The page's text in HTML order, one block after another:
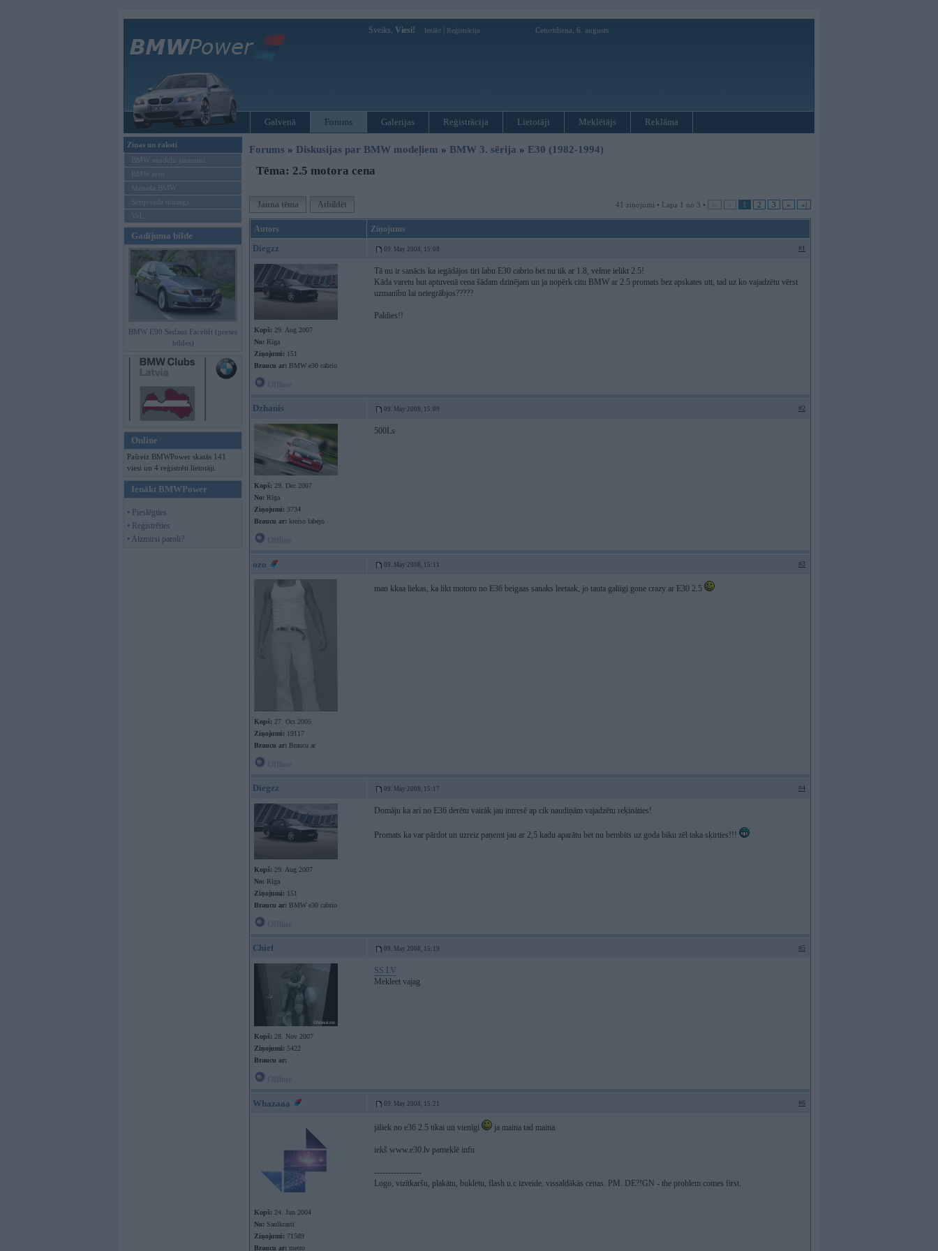
Sveiks, Viesi! Ienākt Reģistrācija Ceturtdiena, 6. augusts
Galvenā Forums Galerijas Reģistrācija Lietotāji Meklētājs Reklāma
Ziņas un raksti
BMW modeļu jaunumi
BMW testi
Mēneša BMW
Sērijveida tūnings
Vel...
Gadījuma bilde
BMW E90 Sedans Facelift (preses
bildes)
Online
Pašreiz BMWPower skatās 141
viesi un 4 reģistrēti lietotāji.
Ienākt BMWPower
• Pieslēgties
• Reģistrēties
• Aizmirsi paroli?
Forums » Diskusijas par BMW modeļiem » BMW 3. sērija » E30 (1982-1994)
Tēma: 2.5 motora cena
Jauna tēma Atbildēt 41 ziņojumi • Lapa 1 no 3 • |« « 1 2 3 » »|
Autors Ziņojums
Diegzz 09. May 2008, 15:08 #1
Kopš: 29. Aug 2007
No: Rīga
Ziņojumi: 151
Braucu ar: BMW e30 cabrio
Tā nu ir sanācis ka iegādājos tiri labu E30 cabrio bet nu tik ar 1.8, velme ielikt 2.5!
Kāda varetu but aptuvenā cena šādam dzinējam un ja nopērk citu BMW ar 2.5 promats bez apskates utt, tad uz ko vajadzētu vērst
uzmanību lai neiegrābjos?????
Paldies!!
Dzhanis 09. May 2008, 15:09 #2
Kopš: 29. Dec 2007
No: Rīga
Ziņojumi: 3734
Braucu ar: kreiso labejo
500Ls
ozo 09. May 2008, 15:11 #3
Kopš: 27. Oct 2005
Ziņojumi: 19117
Braucu ar: Braucu ar
man kkaa liekas, ka likt motoru no E36 beigaas sanaks leetaak, jo tauta galiigi gone crazy ar E30 2.5
Diegzz 09. May 2008, 15:17 #4
Kopš: 29. Aug 2007
No: Rīga
Ziņojumi: 151
Braucu ar: BMW e30 cabrio
Domāju ka ari no E36 derētu vairāk jau intresē ap cik naudiņām vajadzētu reķināties!
Promats ka var pārdot un uzreiz paņemt jau ar 2,5 kadu aparātu bet nu bembits uz goda biku zēl taka sķirties!!!
Chief 09. May 2008, 15:19 #5
Kopš: 28. Nov 2007
Ziņojumi: 5422
Braucu ar:
SS.LV
Mekleet vajag
Whazaaa 09. May 2008, 15:21 #6
Kopš: 24. Jun 2004
No: Saulkrasti
Ziņojumi: 71589
Braucu ar: metro
jāliek no e36 2.5 tikai un vienīgi ja maina tad maina.
iekš www.e30.lv pameklē infu
-----------------
Logo, vizītkaršu, plakātu, bukletu, flash u.c izveide. vissaldākās cenas. PM. DE?!GN - the problem comes first.